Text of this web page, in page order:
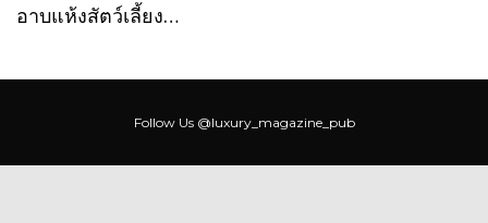
อาบแห้งสัตว์เลี้ยง…
Follow Us @luxury_magazine_pub